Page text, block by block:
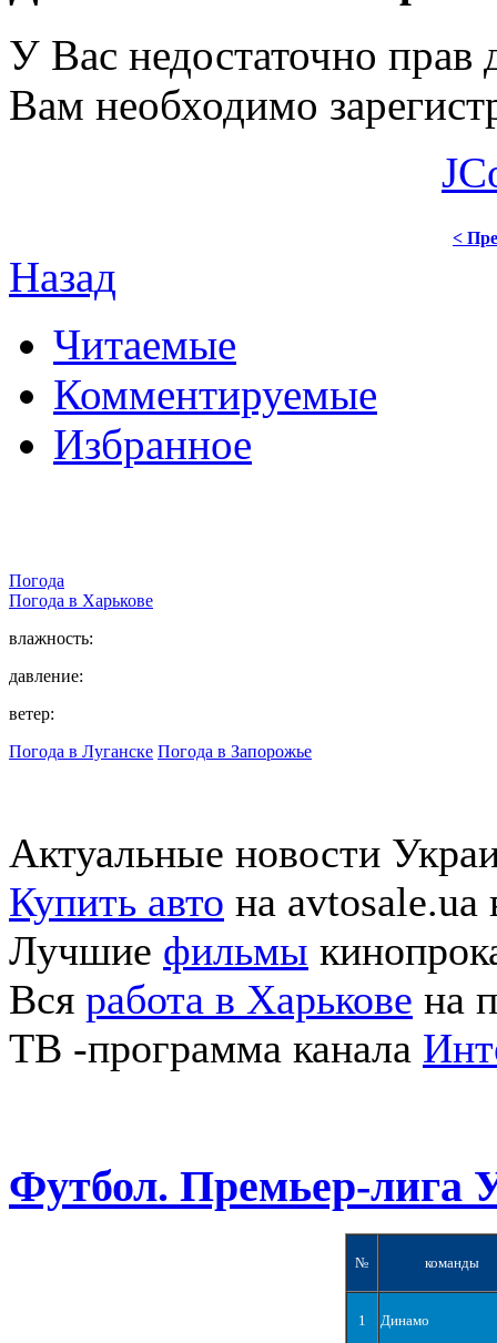
У Вас недостаточно прав
Вам необходимо
<
Назад
Читаемые
Комментируемые
Избранное
Погода
Погода в Харькове
влажность:
давление:
ветер:
Погода в Луганске Погода в Запорожье
Актуальные новости
Купить авто на avtosale.ua
Лучшие фильмы
Вся работа в Харькове на
ТВ -программа канала
Футбол. Премьер-лига
№ команды
1 Динамо